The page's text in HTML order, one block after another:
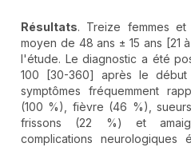
Résultats. Treize femmes
moyen de 48 ans ± 15 ans [21
l'étude. Le diagnostic a été
100 [30-360] après le début
symptômes fréquemment
(100 %), fièvre (46 %),
frissons (22 %) et
complications neurologiques